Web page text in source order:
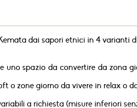
dai sapori etnici in 4 varianti
spazio da convertire da zona
o zone giorno da vivere in relax o
a richiesta (misure inferiori